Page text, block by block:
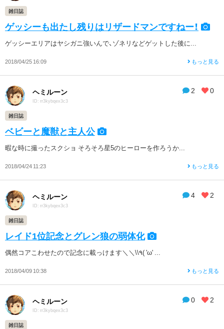
雑日誌
ゲッシーも出たし残りはリザードマンですねー！
ゲッシーエリアはヤシガニ強いんで、ゾネリなどゲットした後に...
2018/04/25 16:09 もっと見る
2 0
ヘミルーン
ID: rr3kybqex3c3
雑日誌
ベビーと魔獣と主人公
暇な時に撮ったスクショ そろそろ星5のヒーローを作ろうか...
2018/04/24 11:23 もっと見る
4 2
ヘミルーン
ID: rr3kybqex3c3
雑日誌
レイド1位記念とグレン狼の弱体化
偶然コアこわせたので記念に載っけます＼＼\\٩( 'ω' ...
2018/04/09 10:38 もっと見る
0 2
ヘミルーン
ID: rr3kybqex3c3
雑日誌